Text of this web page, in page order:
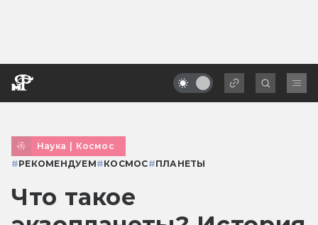
Наука | Космос
#РЕКОМЕНДУЕМ#КОСМОС#ПЛАНЕТЫ
Что такое